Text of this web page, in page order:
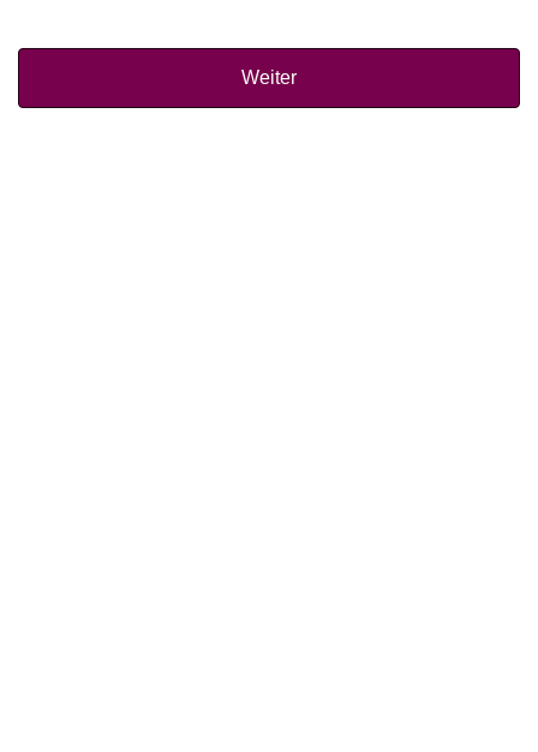
Weiter